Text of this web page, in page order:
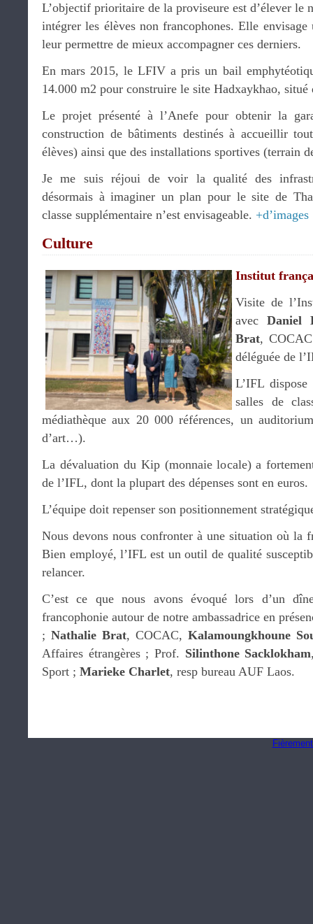
L’objectif prioritaire de la proviseure est d’élever le
intégrer les élèves non francophones. Elle
leur permettre de mieux accompagner ces derniers.
En mars 2015, le LFIV a pris un bail
14.000 m2 pour construire le site Hadxaykhao,
Le projet présenté à l’Anefe pour obtenir la
construction de bâtiments destinés à accueillir
élèves) ainsi que des installations sportives (terrain
Je me suis réjoui de voir la qualité des
désormais à imaginer un plan pour le site de
classe supplémentaire n’est envisageable. +d’images
Culture
Institut
Visite de
avec Daniel
Brat,
déléguée de
L’IFL
salles de
médiathèque aux 20 000 références, un
d’art…).
La dévaluation du Kip (monnaie locale) a
de l’IFL, dont la plupart des dépenses sont en euros.
L’équipe doit repenser son positionnement
Nous devons nous confronter à une situation où la
Bien employé, l’IFL est un outil de qualité
relancer.
C’est ce que nous avons évoqué lors d’un
francophonie autour de notre ambassadrice en
; Nathalie Brat, COCAC, Kalamoungkhoune
Affaires étrangères ; Prof. Silinthone Sacklokham
Sport ; Marieke Charlet, resp bureau AUF Laos.